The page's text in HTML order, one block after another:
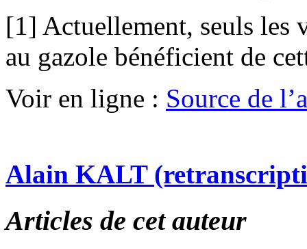
[1] Actuellement, seuls les
au gazole bénéficient de
Voir en ligne : Source de
Alain KALT
Articles de cet auteur